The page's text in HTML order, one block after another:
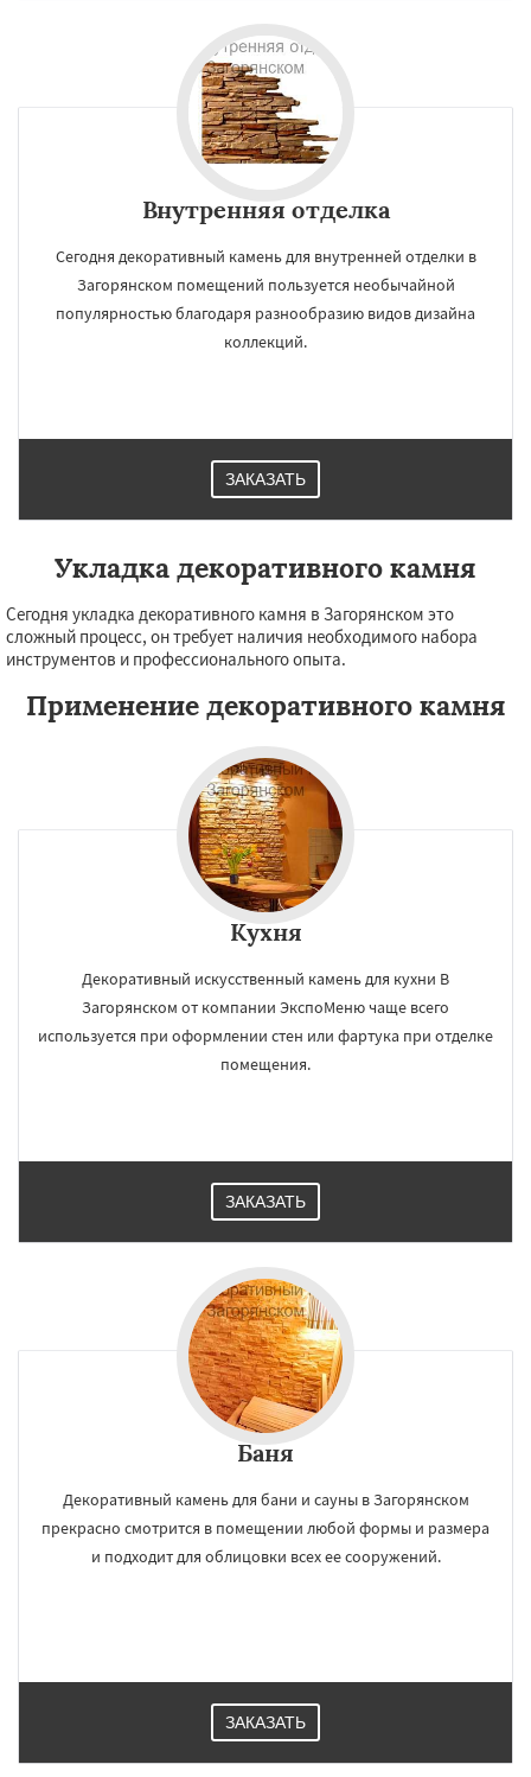
Внутренняя отделка
Сегодня декоративный камень для внутренней отделки в
Загорянском помещений пользуется необычайной
популярностью благодаря разнообразию видов дизайна
коллекций.
ЗАКАЗАТЬ
Укладка декоративного камня
Сегодня укладка декоративного камня в Загорянском это
сложный процесс, он требует наличия необходимого набора
инструментов и профессионального опыта.
Применение декоративного камня
Кухня
Декоративный искусственный камень для кухни В
Загорянском от компании ЭкспоМеню чаще всего
используется при оформлении стен или фартука при отделке
помещения.
ЗАКАЗАТЬ
Баня
Декоративный камень для бани и сауны в Загорянском
прекрасно смотрится в помещении любой формы и размера
и подходит для облицовки всех ее сооружений.
ЗАКАЗАТЬ